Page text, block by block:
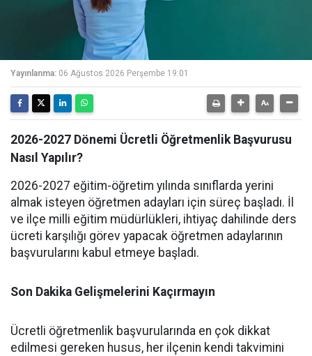
Yayınlanma: 06 Ağustos 2026 Perşembe 19:01
2026-2027 Dönemi Ücretli Öğretmenlik Başvurusu
Nasıl Yapılır?
2026-2027 eğitim-öğretim yılında sınıflarda yerini
almak isteyen öğretmen adayları için süreç başladı. İl
ve ilçe milli eğitim müdürlükleri, ihtiyaç dahilinde ders
ücreti karşılığı görev yapacak öğretmen adaylarının
başvurularını kabul etmeye başladı.
Son Dakika Gelişmelerini Kaçırmayın
Ücretli öğretmenlik başvurularında en çok dikkat
edilmesi gereken husus, her ilçenin kendi takvimini